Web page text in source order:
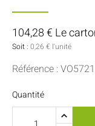
104,28 € Le
Soit : 0,26 € l'unité
Référence :
Quantité